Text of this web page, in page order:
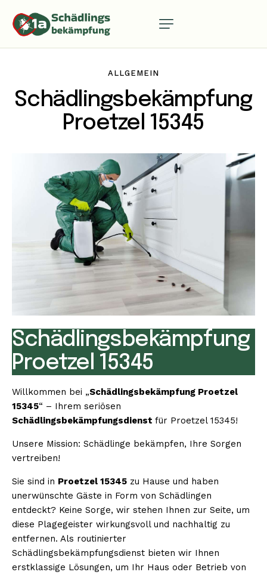
ALLGEMEIN
Schädlingsbekämpfung
Proetzel 15345
Schädlingsbekämpfung
Proetzel 15345
Willkommen bei „Schädlingsbekämpfung Proetzel
15345“ – Ihrem seriösen
Schädlingsbekämpfungsdienst für Proetzel 15345!
Unsere Mission: Schädlinge bekämpfen, Ihre Sorgen
vertreiben!
Sie sind in Proetzel 15345 zu Hause und haben
unerwünschte Gäste in Form von Schädlingen
entdeckt? Keine Sorge, wir stehen Ihnen zur Seite, um
diese Plagegeister wirkungsvoll und nachhaltig zu
entfernen. Als routinierter
Schädlingsbekämpfungsdienst bieten wir Ihnen
erstklassige Lösungen, um Ihr Haus oder Betrieb von